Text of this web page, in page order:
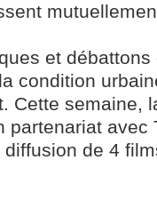
et débattons
condition
Cette semaine,
partenariat avec
de 4